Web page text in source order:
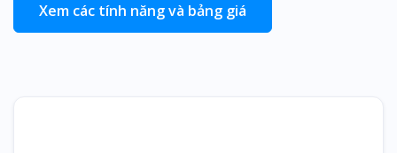
Xem các tính năng và bảng giá